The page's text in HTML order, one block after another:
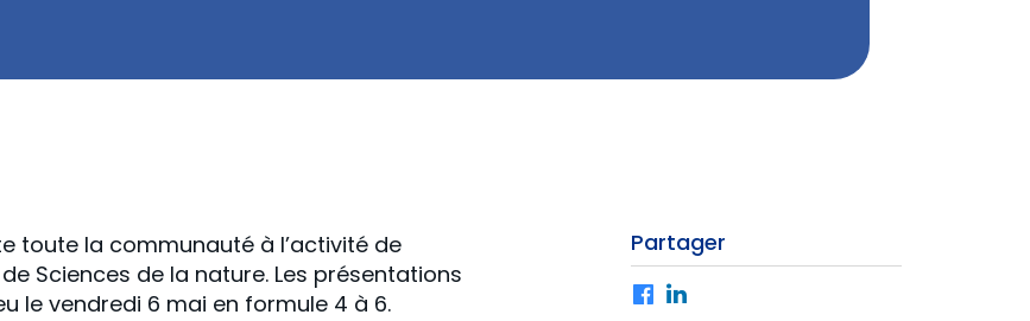
Partager
Facebook
toute la communauté à l’activité de
Sciences de la nature. Les présentations
le vendredi 6 mai en formule 4 à 6.